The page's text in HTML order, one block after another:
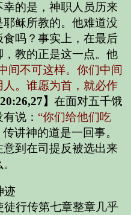
的是，神职人员历来
稣所教的。他难道没
吗？事实上，在最后
教的正是这一点。他
间不可这样。你们中间
。谁愿为首，就必作
】 在面对五千饿
说： “你们给他们吃
传讲神的道是一回事。
到在司提反被选出来
迹
行传第七章整章几乎